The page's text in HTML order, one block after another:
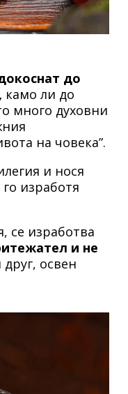
до
камо ли до
много духовни
на човека”.
и нося
изработя
се изработва
и не
освен